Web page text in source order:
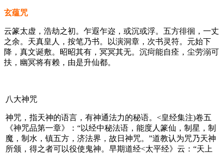
玄蕴咒
云篆太虚，浩劫之初。乍遐乍迩，或沉或浮。五方徘徊，一丈
之余。天真皇人，按笔乃书。以演洞章，次书灵符。元始下
降，真文诞敷。昭昭其有，冥冥其无。沉疴能自痊，尘劳溺可
扶，幽冥将有赖，由是升仙都。
八大神咒
神咒，指天神的语言，有神通法力的秘语。<皇经集注)卷五
《神咒品第一章》：“以经中秘法语，能度人篆仙，制星，制
魔，制水，镇五方，济法界，故日神咒。”道教认为咒乃天神
所颁，得之者可以役使鬼神。早期道经<太平经》云：“天上